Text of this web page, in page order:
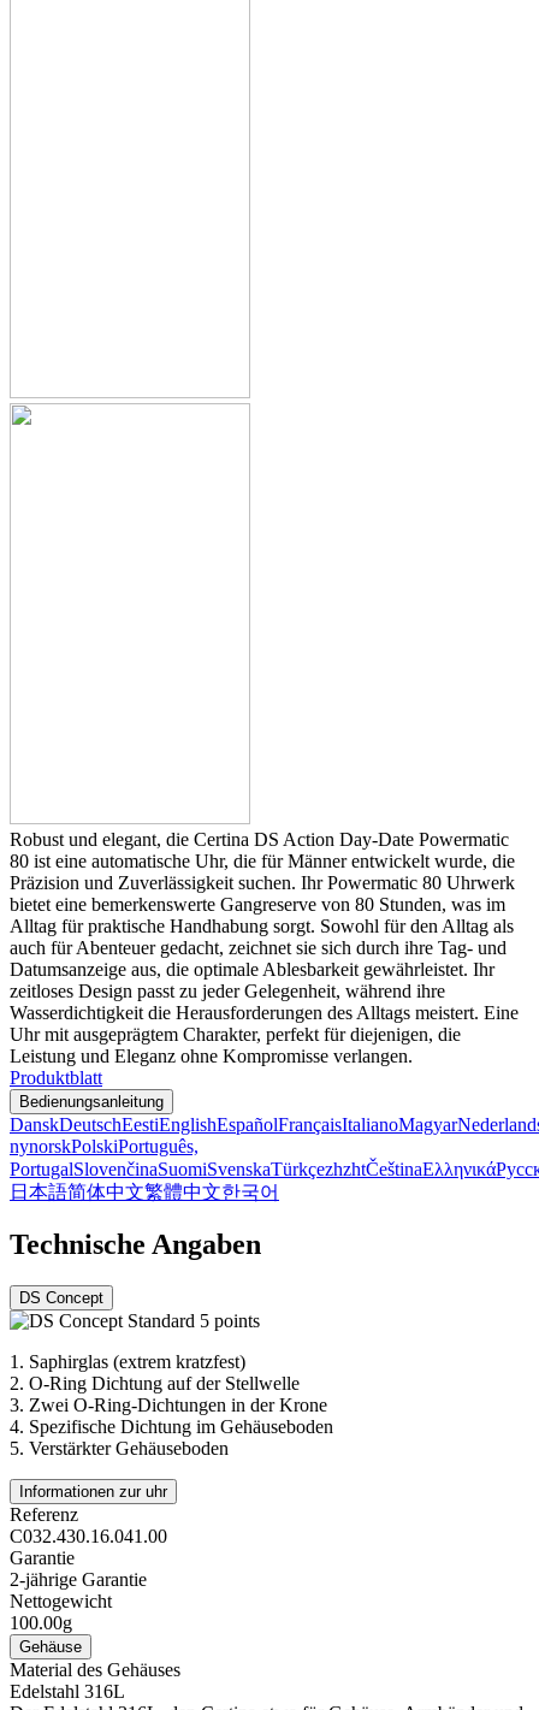
Robust und elegant, die Certina DS Action Day-Date Powermatic
80 ist eine automatische Uhr, die für Männer entwickelt wurde, die
Präzision und Zuverlässigkeit suchen. Ihr Powermatic 80 Uhrwerk
bietet eine bemerkenswerte Gangreserve von 80 Stunden, was im
Alltag für praktische Handhabung sorgt. Sowohl für den Alltag als
auch für Abenteuer gedacht, zeichnet sie sich durch ihre Tag- und
Datumsanzeige aus, die optimale Ablesbarkeit gewährleistet. Ihr
zeitloses Design passt zu jeder Gelegenheit, während ihre
Wasserdichtigkeit die Herausforderungen des Alltags meistert. Eine
Uhr mit ausgeprägtem Charakter, perfekt für diejenigen, die
Leistung und Eleganz ohne Kompromisse verlangen.
Produktblatt
Bedienungsanleitung
DanskDeutschEestiEnglishEspañolFrançaisItalianoMagyar
nynorskPolskiPortuguês,
PortugalSlovenčinaSuomiSvenskaTürkçezhzhtČeštinaΕλληνικά
日本語简体中文繁體中文한국어
Technische Angaben
DS Concept
1. Saphirglas (extrem kratzfest)
2. O-Ring Dichtung auf der Stellwelle
3. Zwei O-Ring-Dichtungen in der Krone
4. Spezifische Dichtung im Gehäuseboden
5. Verstärkter Gehäuseboden
Informationen zur uhr
Referenz
C032.430.16.041.00
Garantie
2-jährige Garantie
Nettogewicht
100.00g
Gehäuse
Material des Gehäuses
Edelstahl 316L